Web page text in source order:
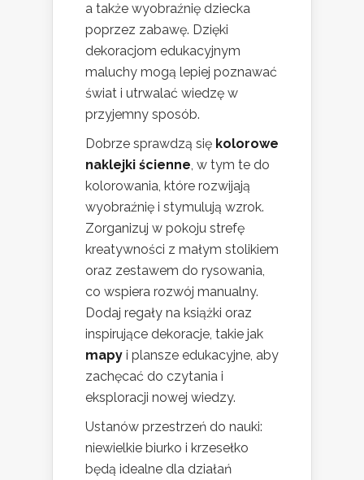
a także wyobraźnię dziecka
poprzez zabawę. Dzięki
dekoracjom edukacyjnym
maluchy mogą lepiej poznawać
świat i utrwalać wiedzę w
przyjemny sposób.
Dobrze sprawdzą się kolorowe
naklejki ścienne, w tym te do
kolorowania, które rozwijają
wyobraźnię i stymulują wzrok.
Zorganizuj w pokoju strefę
kreatywności z małym stolikiem
oraz zestawem do rysowania,
co wspiera rozwój manualny.
Dodaj regały na książki oraz
inspirujące dekoracje, takie jak
mapy i plansze edukacyjne, aby
zachęcać do czytania i
eksploracji nowej wiedzy.
Ustanów przestrzeń do nauki:
niewielkie biurko i krzesełko
będą idealne dla działań